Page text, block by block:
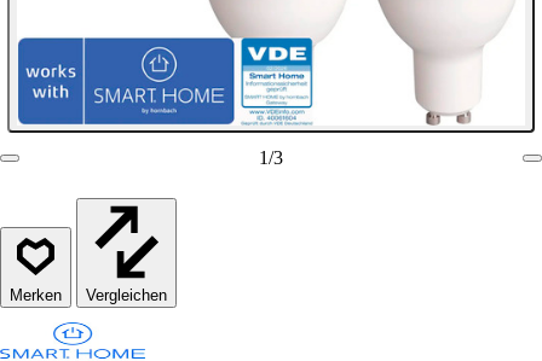
1/3
Vergleichen